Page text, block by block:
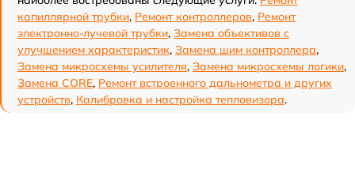
капиллярной трубки, Ремонт контроллеров, Ремонт
электронно-лучевой трубки, Замена объективов с
улучшением характеристик, Замена шим контроллера,
Замена микросхемы усилителя, Замена микросхемы логики,
Замена CORE, Ремонт встроенного дальнометра и других
устройств, Калибровка и настройка тепловизора.